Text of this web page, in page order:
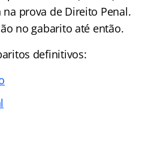
prova de Direito Penal.
no gabarito até então.
definitivos: